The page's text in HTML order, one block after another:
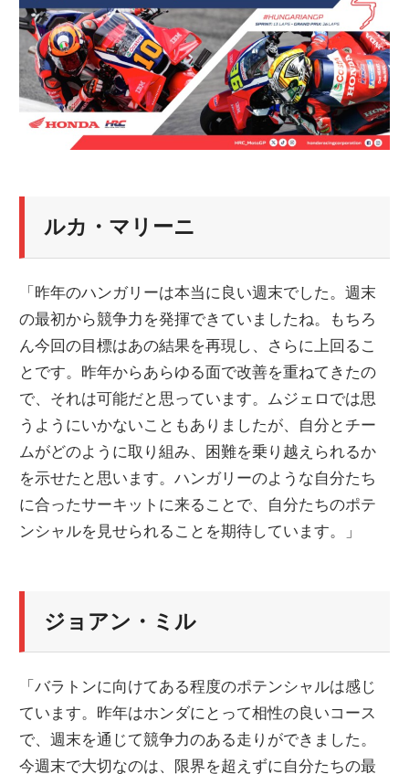
ルカ・マリーニ
「昨年のハンガリーは本当に良い週末でした。週末
の最初から競争力を発揮できていましたね。もちろ
ん今回の目標はあの結果を再現し、さらに上回るこ
とです。昨年からあらゆる面で改善を重ねてきたの
で、それは可能だと思っています。ムジェロでは思
うようにいかないこともありましたが、自分とチー
ムがどのように取り組み、困難を乗り越えられるか
を示せたと思います。ハンガリーのような自分たち
に合ったサーキットに来ることで、自分たちのポテ
ンシャルを見せられることを期待しています。」
ジョアン・ミル
「バラトンに向けてある程度のポテンシャルは感じ
ています。昨年はホンダにとって相性の良いコース
で、週末を通じて競争力のある走りができました。
今週末で大切なのは、限界を超えずに自分たちの最